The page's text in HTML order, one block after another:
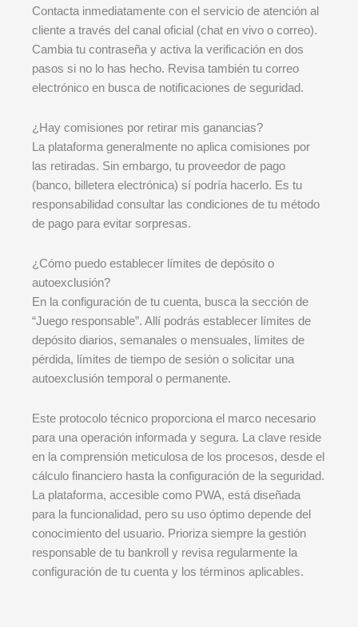
Contacta inmediatamente con el servicio de atención al
cliente a través del canal oficial (chat en vivo o correo).
Cambia tu contraseña y activa la verificación en dos
pasos si no lo has hecho. Revisa también tu correo
electrónico en busca de notificaciones de seguridad.
¿Hay comisiones por retirar mis ganancias?
La plataforma generalmente no aplica comisiones por
las retiradas. Sin embargo, tu proveedor de pago
(banco, billetera electrónica) sí podría hacerlo. Es tu
responsabilidad consultar las condiciones de tu método
de pago para evitar sorpresas.
¿Cómo puedo establecer límites de depósito o
autoexclusión?
En la configuración de tu cuenta, busca la sección de
“Juego responsable”. Allí podrás establecer límites de
depósito diarios, semanales o mensuales, límites de
pérdida, límites de tiempo de sesión o solicitar una
autoexclusión temporal o permanente.
Este protocolo técnico proporciona el marco necesario
para una operación informada y segura. La clave reside
en la comprensión meticulosa de los procesos, desde el
cálculo financiero hasta la configuración de la seguridad.
La plataforma, accesible como PWA, está diseñada
para la funcionalidad, pero su uso óptimo depende del
conocimiento del usuario. Prioriza siempre la gestión
responsable de tu bankroll y revisa regularmente la
configuración de tu cuenta y los términos aplicables.